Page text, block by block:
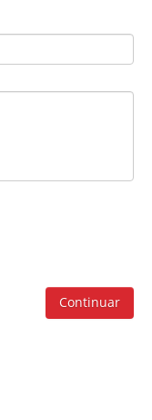
Continuar